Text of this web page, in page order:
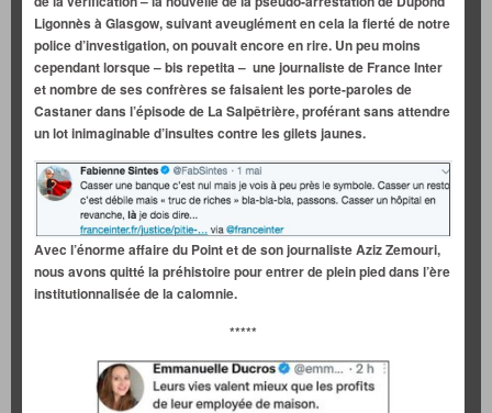
Ligonnès à Glasgow, suivant aveuglément en cela la fierté de notre
police d’investigation, on pouvait encore en rire. Un peu moins
cependant lorsque – bis repetita – une journaliste de France Inter
et nombre de ses confrères se faisaient les porte-paroles de
Castaner dans l’épisode de La Salpêtrière, proférant sans attendre
un lot inimaginable d’insultes contre les gilets jaunes.
Avec l’énorme affaire du Point et de son journaliste Aziz Zemouri,
nous avons quitté la préhistoire pour entrer de plein pied dans l’ère
institutionnalisée de la calomnie.
*****